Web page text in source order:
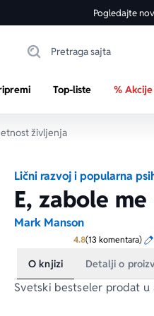
Pogledajte
Top-liste % Akcije
življenja
Lični razvoj i popularna
E, zabole
Mark Manson
4.8Prosecna ocena
(13 komentara)
O knjizi Detalji o
Svetski bestseler prodat